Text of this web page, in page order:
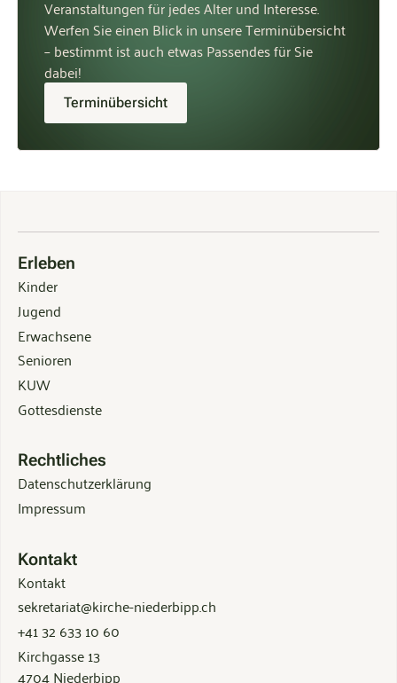
Veranstaltungen für jedes Alter und Interesse.
Werfen Sie einen Blick in unsere Terminübersicht
– bestimmt ist auch etwas Passendes für Sie
dabei!
Terminübersicht
Erleben
Kinder
Jugend
Erwachsene
Senioren
KUW
Gottesdienste
Rechtliches
Datenschutzerklärung
Impressum
Kontakt
Kontakt
sekretariat@kirche-niederbipp.ch
+41 32 633 10 60
Kirchgasse 13
4704 Niederbipp